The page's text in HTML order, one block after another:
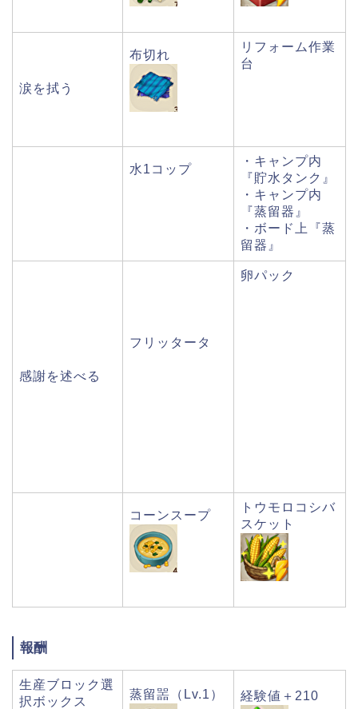
涙を拭う
布切れ
リフォーム作業
台
水1コップ
・キャンプ内
『貯水タンク』
・キャンプ内
『蒸留器』
・ボード上『蒸
留器』
感謝を述べる
フリッタータ
卵パック
コーンスープ
トウモロコシバ
スケット
報酬
生産ブロック選
択ボックス
蒸留噐（Lv.1） 経験値＋210